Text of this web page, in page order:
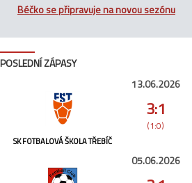
Béčko se připravuje na novou sezónu
POSLEDNÍ ZÁPASY
SK FOTBALOVÁ ŠKOLA TŘEBÍČ
13.06.2026
3:1
(1:0)
05.06.2026